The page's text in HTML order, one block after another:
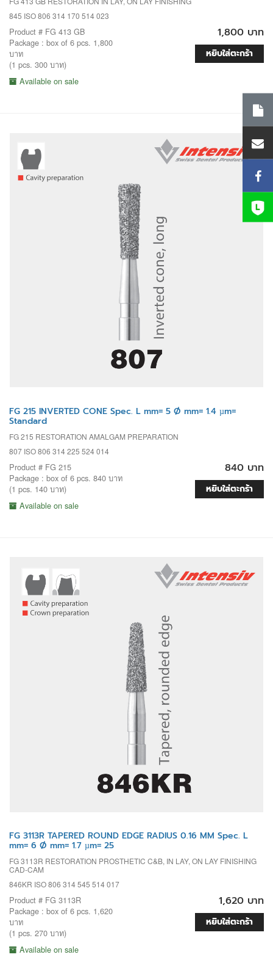
845 ISO 806 314 170 514 023
Product # FG 413 GB
Package : box of 6 pcs. 1,800
บาท
(1 pcs. 300 บาท)
Available on sale
1,800 บาท
หยิบใส่ตะกร้า
FG 215 INVERTED CONE Spec. L mm= 5 Ø mm= 1.4 µm=
Standard
FG 215 RESTORATION AMALGAM PREPARATION
807 ISO 806 314 225 524 014
Product # FG 215
Package : box of 6 pcs. 840 บาท
(1 pcs. 140 บาท)
Available on sale
840 บาท
หยิบใส่ตะกร้า
FG 3113R TAPERED ROUND EDGE RADIUS 0.16 MM Spec. L
mm= 6 Ø mm= 1.7 µm= 25
FG 3113R RESTORATION PROSTHETIC C&B, IN LAY, ON LAY FINISHING
CAD-CAM
846KR ISO 806 314 545 514 017
Product # FG 3113R
Package : box of 6 pcs. 1,620
บาท
(1 pcs. 270 บาท)
Available on sale
1,620 บาท
หยิบใส่ตะกร้า